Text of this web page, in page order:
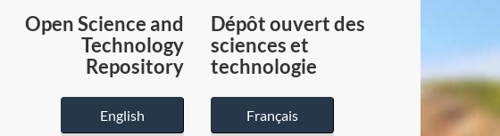
du
Canada
Open Science and
Technology
Repository
English
Dépôt ouvert des
sciences et
technologie
Français